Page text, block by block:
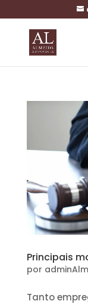
Principais
por
Tanto